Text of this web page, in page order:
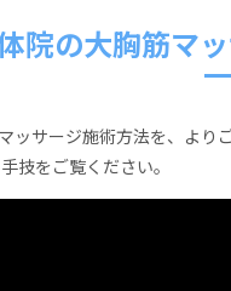
院の大胸筋マ
ッサージ施術方法を、より
技をご覧ください。